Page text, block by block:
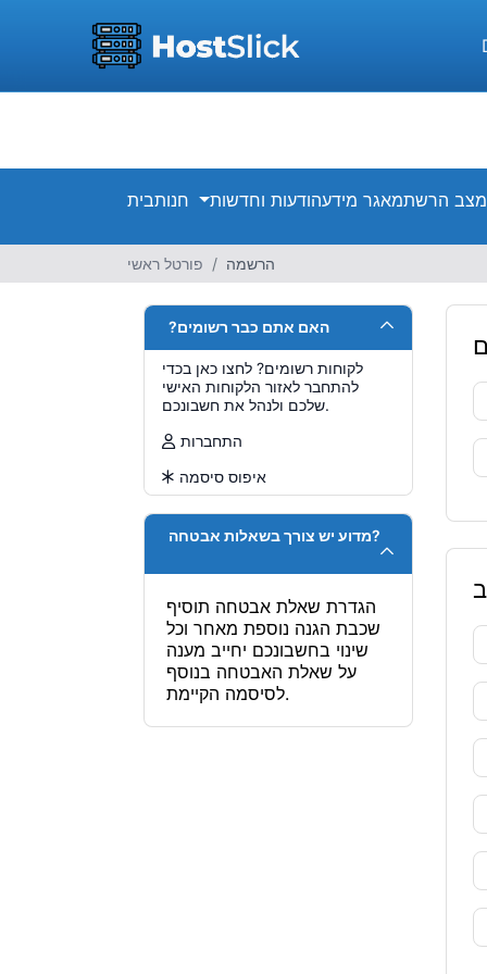
בית הודעות וחדשותמאגר מידעמצב הרשת
פורטל ראשי הרשמה
?האם אתם כבר רשומים
לקוחות רשומים? לחצו כאן בכדי
להתחבר לאזור הלקוחות האישי
שלכם ולנהל את חשבונכם.
התחברות
איפוס סיסמה
מדוע יש צורך בשאלות אבטחה?
הגדרת שאלת אבטחה תוסיף
שכבת הגנה נוספת מאחר וכל
שינוי בחשבונכם יחייב מענה
על שאלת האבטחה בנוסף
לסיסמה הקיימת.